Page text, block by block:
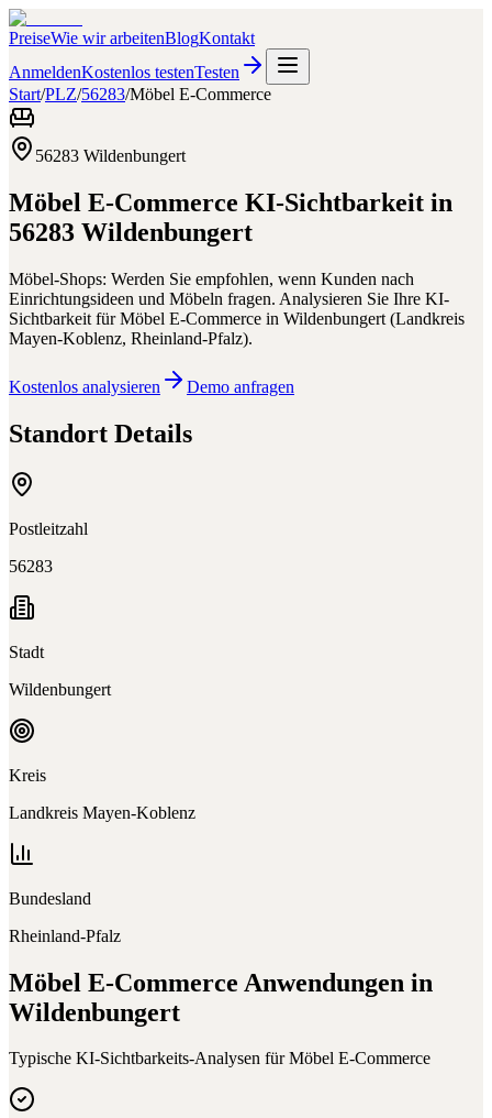
PreiseWie wir arbeitenBlogKontakt
AnmeldenKostenlos testenTesten
Start/PLZ/56283/Möbel E-Commerce
56283 Wildenbungert
Möbel E-Commerce KI-Sichtbarkeit in
56283 Wildenbungert
Möbel-Shops: Werden Sie empfohlen, wenn Kunden nach
Einrichtungsideen und Möbeln fragen. Analysieren Sie Ihre KI-
Sichtbarkeit fürMöbel E-Commerce in Wildenbungert (Landkreis
Mayen-Koblenz, Rheinland-Pfalz).
Kostenlos analysieren Demo anfragen
Standort Details
Postleitzahl
56283
Stadt
Wildenbungert
Kreis
Landkreis Mayen-Koblenz
Bundesland
Rheinland-Pfalz
Möbel E-Commerce Anwendungen in
Wildenbungert
Typische KI-Sichtbarkeits-Analysen fürMöbel E-Commerce